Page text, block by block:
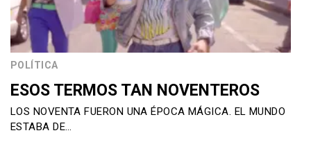
POLÍTICA
ESOS TERMOS TAN NOVENTEROS
LOS NOVENTA FUERON UNA ÉPOCA MÁGICA. EL MUNDO
ESTABA DE…